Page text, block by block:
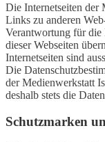
Die Internetseiten der
Links zu anderen
Verantwortung für die
dieser Webseiten
Internetseiten sind
Die
der Medienwerkstatt
deshalb stets die
Schutzmarken